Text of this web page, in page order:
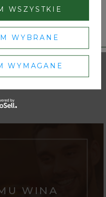
WINA
prywatność
WYBRANE
WYMAGANE
WSZYSTKIE